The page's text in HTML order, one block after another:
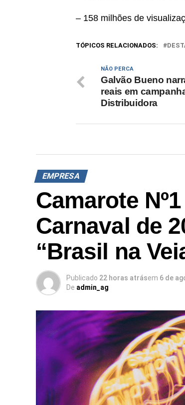
– 158 milhões de
TÓPICOS RELACIONADOS:
NÃO PERCA
Galvão Bueno
reais em
Distribuidora
EMPRESA
Camarote
Carnaval de
“Brasil na
Publicado 22 horas atrásem 6 de
De admin_ag